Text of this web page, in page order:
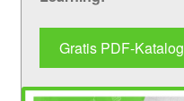
Gratis PDF-Katalog